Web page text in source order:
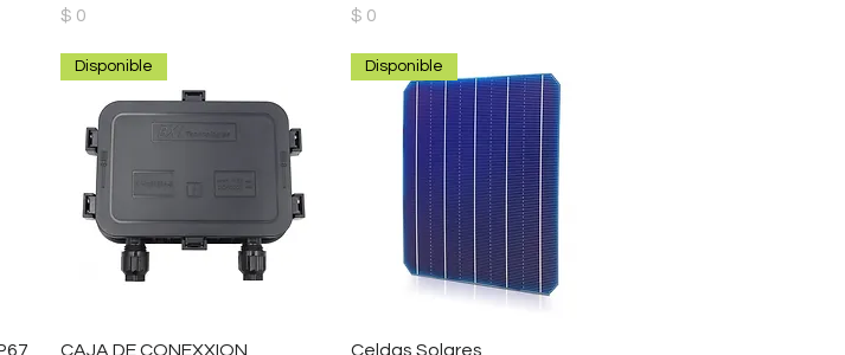
Precio
$ 0
Precio
$ 0
Vista rápida
Disponible
CAJA DE CONEXXION Vista rápida
Disponible
Celdas Solares